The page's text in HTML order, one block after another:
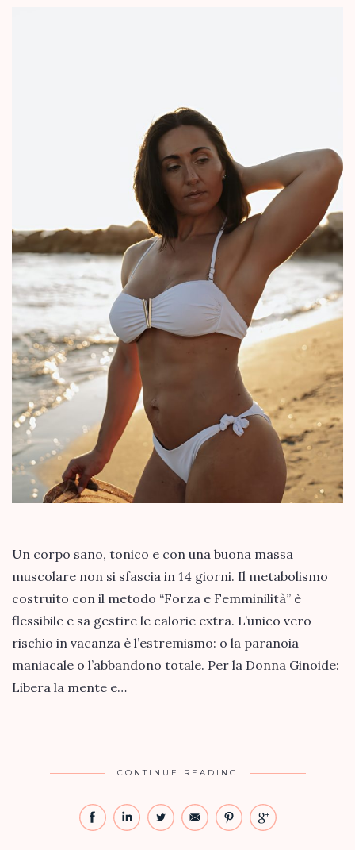
Un corpo sano, tonico e con una buona massa
muscolare non si sfascia in 14 giorni. Il metabolismo
costruito con il metodo “Forza e Femminilità” è
flessibile e sa gestire le calorie extra. L’unico vero
rischio in vacanza è l’estremismo: o la paranoia
maniacale o l’abbandono totale. Per la Donna Ginoide:
Libera la mente e…
CONTINUE READING